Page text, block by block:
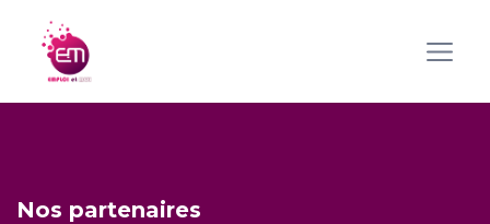
Nos partenaires